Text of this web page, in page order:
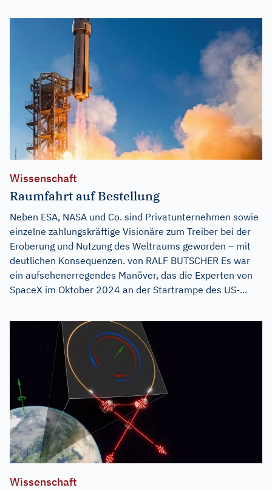
Wissenschaft
Raumfahrt auf Bestellung
Neben ESA, NASA und Co. sind Privatunternehmen sowie
einzelne zahlungskräftige Visionäre zum Treiber bei der
Eroberung und Nutzung des Weltraums geworden – mit
deutlichen Konsequenzen. von RALF BUTSCHER Es war
ein aufsehenerregendes Manöver, das die Experten von
SpaceX im Oktober 2024 an der Startrampe des US-...
Wissenschaft